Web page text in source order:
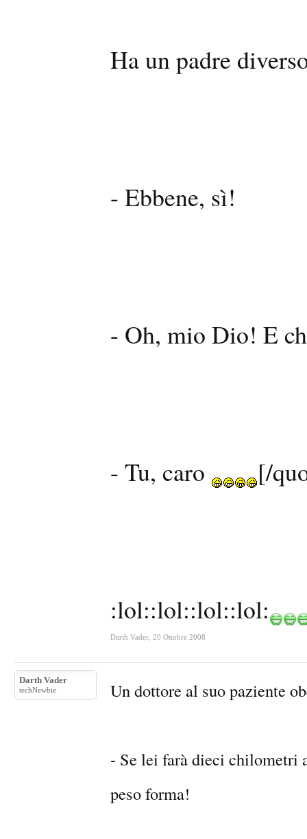
Ha un padre
- Ebbene, sì!
- Oh, mio Dio! E
- Tu, caro [/
:lol::lol::lol::lol:
Darth Vader 20 Ottobre 2008
Darth Vader
techNewbie Un dottore al suo paziente
- Se lei farà dieci chilometri
peso forma!